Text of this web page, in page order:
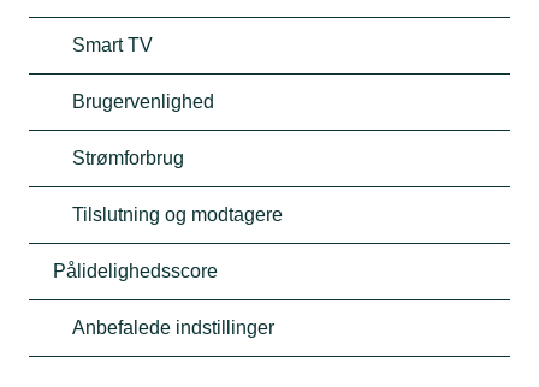
Smart TV
Brugervenlighed
Strømforbrug
Tilslutning og modtagere
Pålidelighedsscore
Anbefalede indstillinger